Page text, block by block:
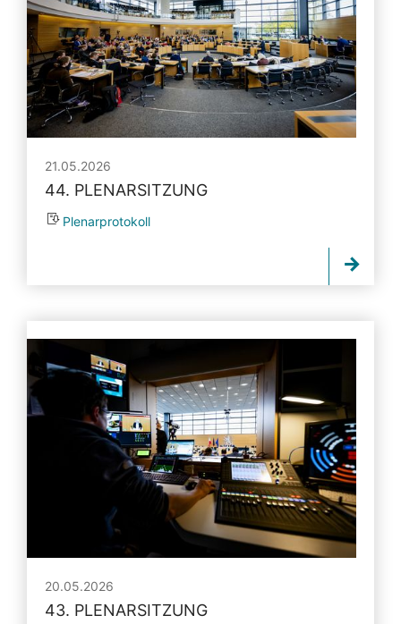
21.05.2026
44. PLENARSITZUNG
Plenarprotokoll
20.05.2026
43. PLENARSITZUNG